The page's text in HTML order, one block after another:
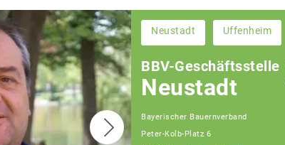
Neustadt Uffenheim
BBV-Geschäftsstelle
Neustadt
Bayerischer Bauernverband
Peter-Kolb-Platz 6